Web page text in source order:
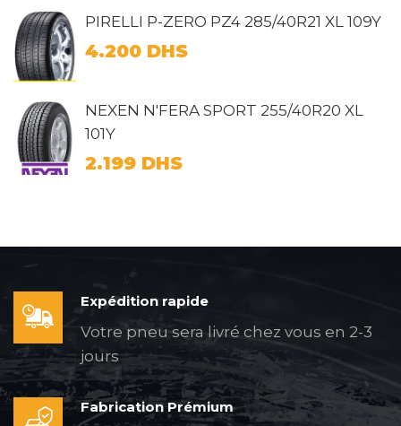
PIRELLI P-ZERO PZ4 285/40R21 XL 109Y
4.200 DHS
NEXEN N'FERA SPORT 255/40R20 XL
101Y
2.199 DHS
Expédition rapide
Votre pneu sera livré chez vous en 2-3
jours
Fabrication Prémium